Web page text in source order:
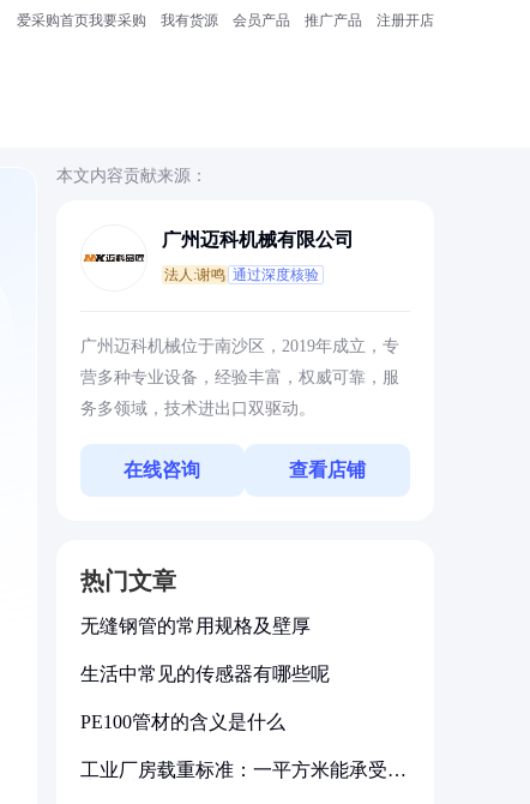
爱采购首页我要采购 我有货源 会员产品 推广产品 注册开店
本文内容贡献来源：
广州迈科机械有限公司
法人:谢鸣 通过深度核验
广州迈科机械位于南沙区，2019年成立，专
营多种专业设备，经验丰富，权威可靠，服
务多领域，技术进出口双驱动。
在线咨询 查看店铺
热门文章
无缝钢管的常用规格及壁厚
生活中常见的传感器有哪些呢
PE100管材的含义是什么
工业厂房载重标准：一平方米能承受多